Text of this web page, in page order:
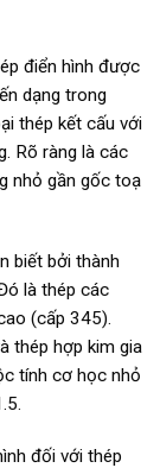
điển hình được
dạng trong
thép kết cấu với
Rõ ràng là các
nhỏ gần gốc toạ
biết bởi thành
là thép các
(cấp 345).
thép hợp kim gia
tính cơ học nhỏ